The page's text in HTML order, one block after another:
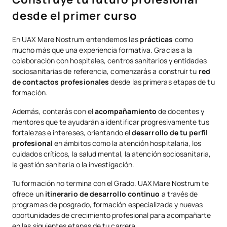
Habilidades Docentes para
OP
Salud Escolar OP 3 2º
Prácticum IV
Trabajo de Fin de Grado TFG 12 Anual
*Carácter: FB:Formación Básica, Ob: Obligatorio, Op: Optativo
Como complemento a la formación académica, algunas
desde el primer curso
En UAX Mare Nostrum entendemos las prácticas como
mucho más que una experiencia formativa. Gracias a la
colaboración con hospitales, centros sanitarios y entidades
sociosanitarias de referencia, comenzarás a construir tu red
de contactos profesionales desde las primeras etapas de tu
formación.
Además, contarás con elacompañamientode docentes y
mentores que te ayudarán a identificar progresivamente tus
fortalezas e intereses, orientando eldesarrollo de tu perfil
profesional en ámbitos como la atención hospitalaria, los
cuidados críticos, la salud mental, la atención sociosanitaria,
la gestión sanitaria o la investigación.
Tu formación no termina con el Grado. UAX Mare Nostrum te
ofrece un itinerario de desarrollo continuo a través de
programas de posgrado, formación especializada y nuevas
oportunidades de crecimiento profesional para acompañarte